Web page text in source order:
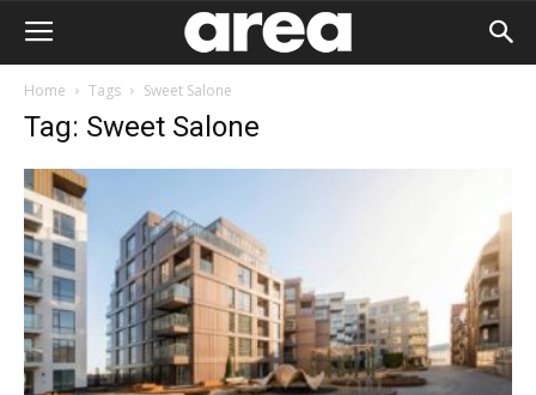
Home Tags Sweet Salone
Tag: Sweet Salone